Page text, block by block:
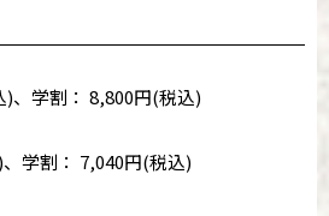
、学割： 8,800円(税込)
学割： 7,040円(税込)